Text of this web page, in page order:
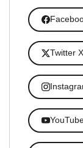
Twitter X